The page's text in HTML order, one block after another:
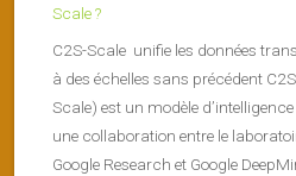
Scale ?
C2S-Scale unifie les données
à des échelles sans précédent
Scale) est un modèle
une collaboration entre le
Google Research et Google